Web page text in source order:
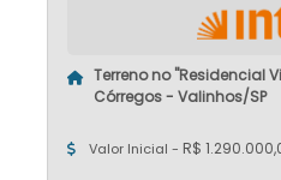
Terreno no "Residencial
Córregos - Valinhos/SP
Valor Inicial - R$